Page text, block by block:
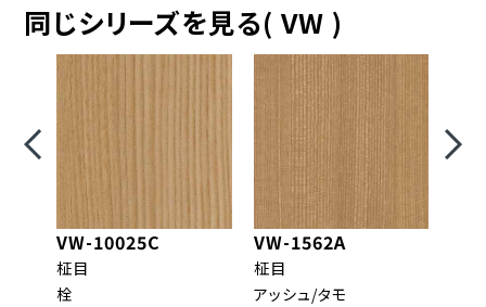
同じシリーズを見る( VW )
VW-10025C
柾目
栓
VW-1562A
柾目
アッシュ/タモ